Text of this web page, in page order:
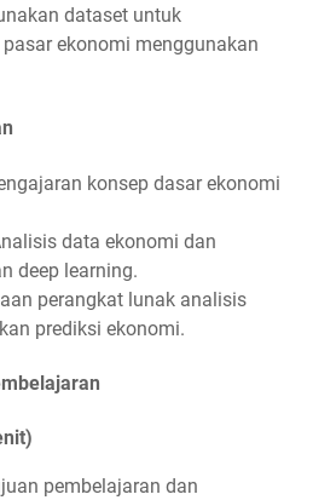
dataset untuk
ekonomi menggunakan
konsep dasar ekonomi
data ekonomi dan
deep learning.
perangkat lunak analisis
prediksi ekonomi.
pembelajaran dan